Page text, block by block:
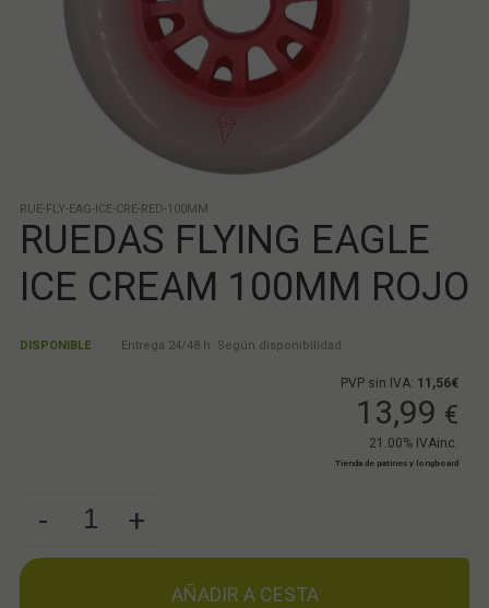
RUE-FLY-EAG-ICE-CRE-RED-100MM
RUEDAS FLYING EAGLE
ICE CREAM 100MM ROJO
DISPONIBLE Entrega 24/48 h. Según disponibilidad.
PVP sin IVA: 11,56€
13,99 €
21.00% IVAinc.
Tienda de patines y longboard
- +
AÑADIR A CESTA